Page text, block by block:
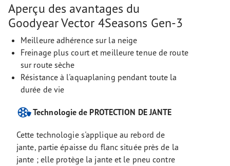
Aperçu des avantages du
Goodyear Vector 4Seasons Gen-3
Meilleure adhérence sur la neige
Freinage plus court et meilleure tenue de route
sur route sèche
Résistance à l'aquaplaning pendant toute la
durée de vie
Technologie de PROTECTION DE JANTE
Cette technologie s'applique au rebord de
jante, partie épaisse du flanc située près de la
jante ; elle protège la jante et le pneu contre